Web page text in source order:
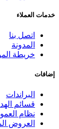
خدمات العملاء
اتصل بنا
المدونة
خريطة
إضافات
البراندات
قسائم
نظام
العروض